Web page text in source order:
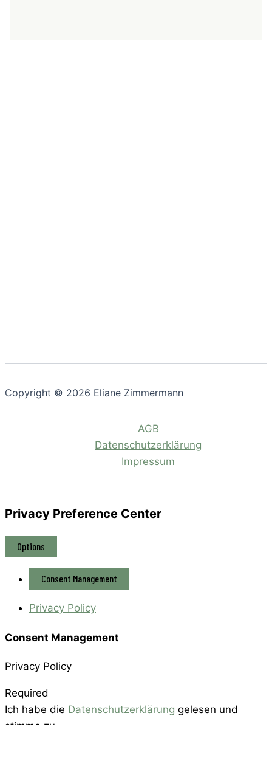
Copyright © 2026 Eliane Zimmermann
AGB
Datenschutzerklärung
Impressum
Privacy Preference Center
Options
Consent Management
Privacy Policy
Consent Management
Privacy Policy
Required
Ich habe die Datenschutzerklärung gelesen und
stimme zu.